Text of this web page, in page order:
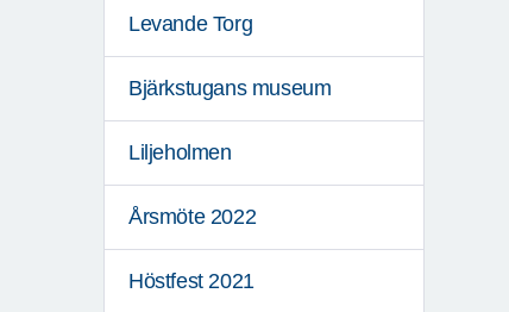
Levande Torg
Bjärkstugans museum
Liljeholmen
Årsmöte 2022
Höstfest 2021